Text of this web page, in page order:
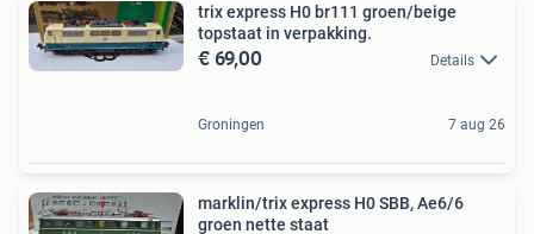
trix express H0 br111 groen/beige
topstaat in verpakking.
€ 69,00 Details
Groningen 7 aug 26
marklin/trix express H0 SBB, Ae6/6
groen nette staat